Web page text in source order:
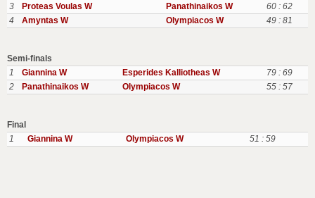
3
Proteas Voulas W Panathinaikos W
60 : 62
4
Amyntas W Olympiacos W 49 : 81
Semi-finals
1
Giannina W Esperides Kalliotheas W
79 : 69
2
Panathinaikos W Olympiacos W 55 : 57
Final
1
Giannina W Olympiacos W 51 : 59